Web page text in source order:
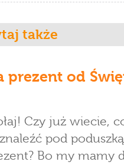
także
prezent od
Czy już wiecie,
pod
Bo my mamy